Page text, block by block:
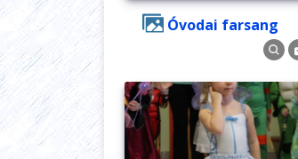
Óvodai farsang